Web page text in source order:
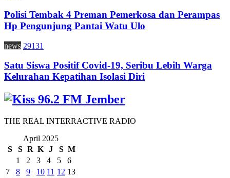
Polisi Tembak 4 Preman Pemerkosa dan Perampas
Hp Pengunjung Pantai Watu Ulo
news 29131
Satu Siswa Positif Covid-19, Seribu Lebih Warga
Kelurahan Kepatihan Isolasi Diri
THE REAL INTERRACTIVE RADIO
April 2025
S
S R K J S M
1
2 3 4 5
6
7
8 9 10 11 12 13